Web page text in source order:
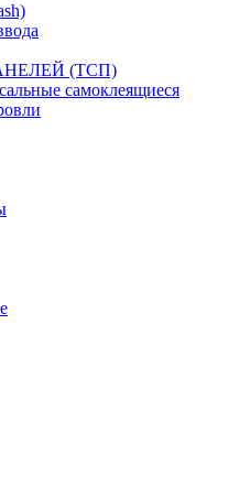
(ТСП)
самоклеящиеся